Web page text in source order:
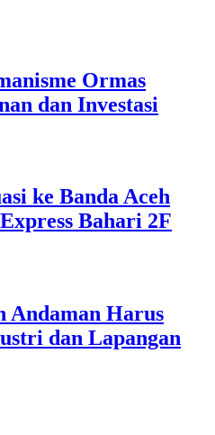
Ormas
dan Investasi
ke Banda Aceh
Bahari 2F
Andaman Harus
dan Lapangan